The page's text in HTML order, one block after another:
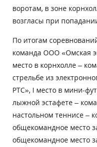
воротам, в зоне
возгласы при
По итогам
команда ООО «Омская
место в корнхолле –
стрельбе из
РТС», I место в мини-
лыжной эстафете –
настольном теннисе –
общекомандное место
общекомандное место